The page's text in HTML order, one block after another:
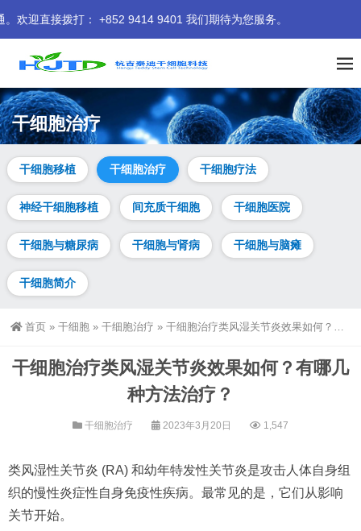
： +852 9414 9401 我们期待为您服务。
干细胞治疗
干细胞移植 干细胞治疗 干细胞疗法
神经干细胞移植 间充质干细胞 干细胞医院
干细胞与糖尿病 干细胞与肾病 干细胞与脑瘫
干细胞简介
首页 » 干细胞 » 干细胞治疗 » 干细胞治疗类风湿关节炎效果如何？有哪几种方法治疗？
干细胞治疗类风湿关节炎效果如何？有哪几
种方法治疗？
干细胞治疗 2023年3月20日 1,547
类风湿性关节炎 (RA) 和幼年特发性关节炎是攻击人体自身组
织的慢性炎症性自身免疫性疾病。最常见的是，它们从影响
关节开始。